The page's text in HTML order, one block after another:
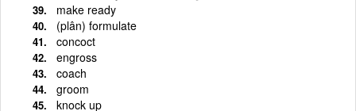
make ready
(plân) formulate
concoct
engross
coach
groom
knock up